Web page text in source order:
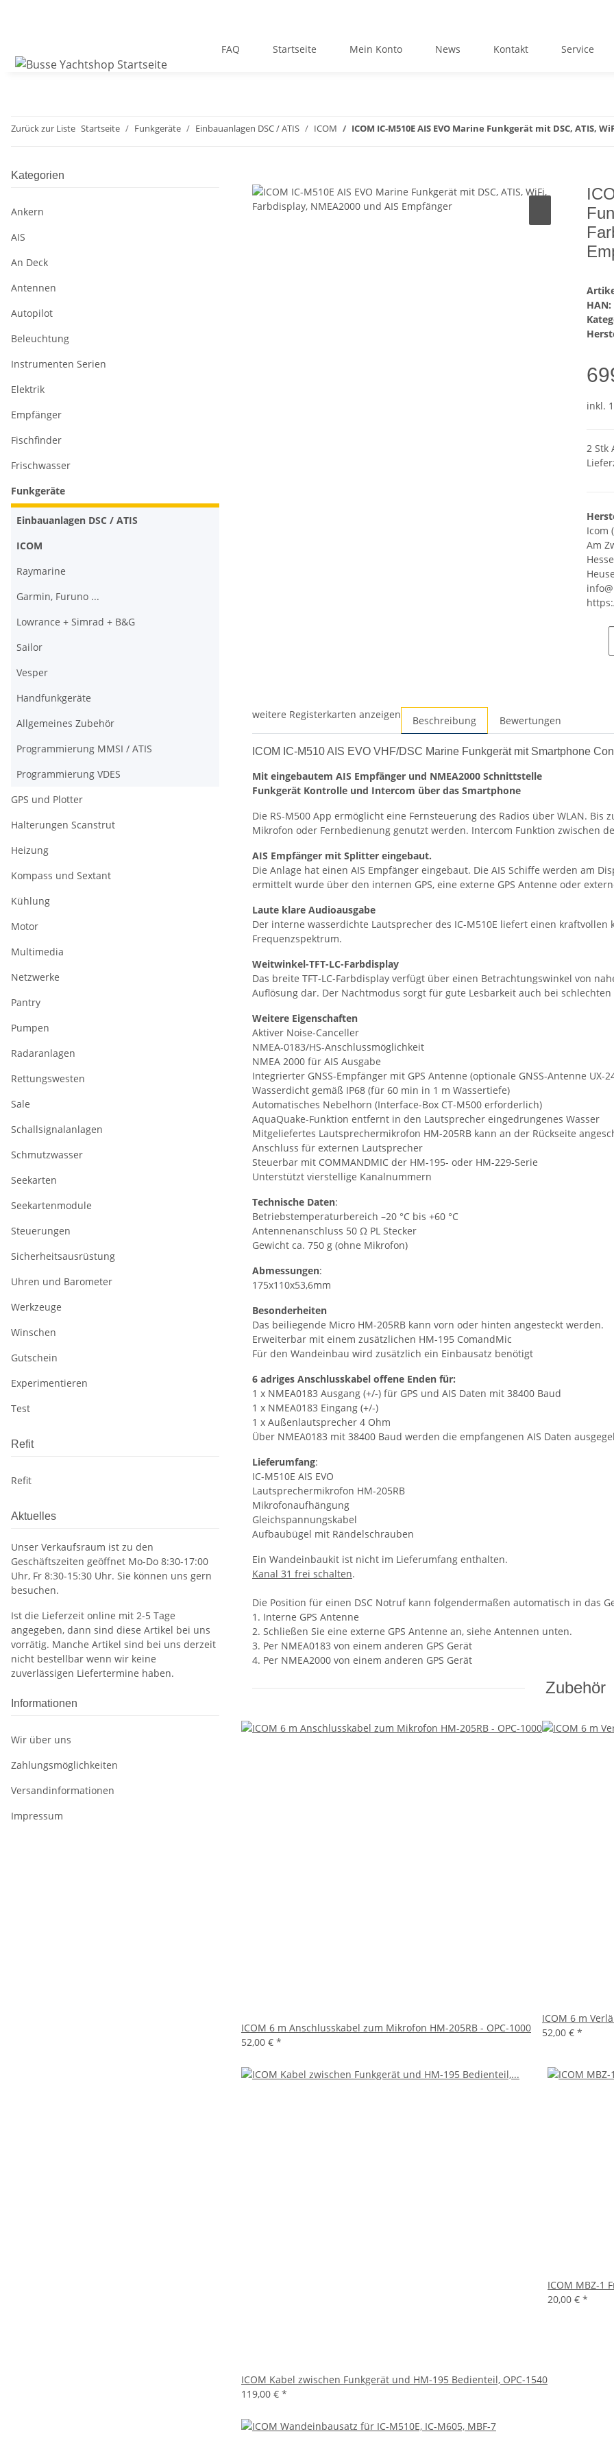
FAQ Startseite Mein Konto News Kontakt Service
Zurück zur Liste Startseite Funkgeräte Einbauanlagen DSC / ATIS ICOM ICOM IC-M510E AIS EVO Marine Funkgerät mit DSC, ATIS,
HAN:
inkl.
2 Stk
Icom
Am
weitere Registerkarten anzeigen Beschreibung Bewertungen
ICOM IC-M510 AIS EVO VHF/DSC Marine Funkgerät mit Smartphone
Mit eingebautem AIS Empfänger und NMEA2000 Schnittstelle
Funkgerät Kontrolle und Intercom über das Smartphone
Die RS-M500 App ermöglicht eine Fernsteuerung des Radios über WLAN.
Mikrofon oder Fernbedienung genutzt werden. Intercom Funktion zwischen
AIS Empfänger mit Splitter eingebaut.
Die Anlage hat einen AIS Empfänger eingebaut. Die AIS Schiffe werden am
ermittelt wurde über den internen GPS, eine externe GPS Antenne oder
Laute klare Audioausgabe
Der interne wasserdichte Lautsprecher des IC-M510E liefert einen
Frequenzspektrum.
Weitwinkel-TFT-LC-Farbdisplay
Das breite TFT-LC-Farbdisplay verfügt über einen Betrachtungswinkel von
Auflösung dar. Der Nachtmodus sorgt für gute Lesbarkeit auch bei
Weitere Eigenschaften
Aktiver Noise-Canceller
NMEA-0183/HS-Anschlussmöglichkeit
NMEA 2000 für AIS Ausgabe
Integrierter GNSS-Empfänger mit GPS Antenne (optionale GNSS-Antenne
Wasserdicht gemäß IP68 (für 60 min in 1 m Wassertiefe)
Automatisches Nebelhorn (Interface-Box CT-M500 erforderlich)
AquaQuake-Funktion entfernt in den Lautsprecher eingedrungenes Wasser
Mitgeliefertes Lautsprechermikrofon HM-205RB kann an der Rückseite
Anschluss für externen Lautsprecher
Steuerbar mit COMMANDMIC der HM-195- oder HM-229-Serie
Unterstützt vierstellige Kanalnummern
Technische Daten:
Betriebstemperaturbereich –20 °C bis +60 °C
Antennenanschluss 50 Ω PL Stecker
Gewicht ca. 750 g (ohne Mikrofon)
Abmessungen:
175x110x53,6mm
Besonderheiten
Das beiliegende Micro HM-205RB kann vorn oder hinten angesteckt werden.
Erweiterbar mit einem zusätzlichen HM-195 ComandMic
Für den Wandeinbau wird zusätzlich ein Einbausatz benötigt
6 adriges Anschlusskabel offene Enden für:
1 x NMEA0183 Ausgang (+/-) für GPS und AIS Daten mit 38400 Baud
1 x NMEA0183 Eingang (+/-)
1 x Außenlautsprecher 4 Ohm
Über NMEA0183 mit 38400 Baud werden die empfangenen AIS Daten
Lieferumfang:
IC-M510E AIS EVO
Lautsprechermikrofon HM-205RB
Mikrofonaufhängung
Gleichspannungskabel
Aufbaubügel mit Rändelschrauben
Ein Wandeinbaukit ist nicht im Lieferumfang enthalten.
Kanal 31 frei schalten.
Die Position für einen DSC Notruf kann folgendermaßen automatisch in das
1. Interne GPS Antenne
2. Schließen Sie eine externe GPS Antenne an, siehe Antennen unten.
3. Per NMEA0183 von einem anderen GPS Gerät
4. Per NMEA2000 von einem anderen GPS Gerät
Zubehör
ICOM 6 m Anschlusskabel zum Mikrofon HM-205RB - OPC-1000
52,00 € *
ICOM 6 m
52,00 € *
ICOM Kabel zwischen Funkgerät und HM-195 Bedienteil, OPC-1540
119,00 € *
ICOM MBZ-1
20,00 € *
Kategorien
Ankern
AIS
An Deck
Antennen
Autopilot
Beleuchtung
Instrumenten Serien
Elektrik
Empfänger
Fischfinder
Frischwasser
Funkgeräte
Einbauanlagen DSC / ATIS
ICOM
Raymarine
Garmin, Furuno ...
Lowrance + Simrad + B&G
Sailor
Vesper
Handfunkgeräte
Allgemeines Zubehör
Programmierung MMSI / ATIS
Programmierung VDES
GPS und Plotter
Halterungen Scanstrut
Heizung
Kompass und Sextant
Kühlung
Motor
Multimedia
Netzwerke
Pantry
Pumpen
Radaranlagen
Rettungswesten
Sale
Schallsignalanlagen
Schmutzwasser
Seekarten
Seekartenmodule
Steuerungen
Sicherheitsausrüstung
Uhren und Barometer
Werkzeuge
Winschen
Gutschein
Experimentieren
Test
Refit
Refit
Aktuelles
Unser Verkaufsraum ist zu den
Geschäftszeiten geöffnet Mo-Do 8:30-17:00
Uhr, Fr 8:30-15:30 Uhr. Sie können uns gern
besuchen.
Ist die Lieferzeit online mit 2-5 Tage
angegeben, dann sind diese Artikel bei uns
vorrätig. Manche Artikel sind bei uns derzeit
nicht bestellbar wenn wir keine
zuverlässigen Liefertermine haben.
Informationen
Wir über uns
Zahlungsmöglichkeiten
Versandinformationen
Impressum